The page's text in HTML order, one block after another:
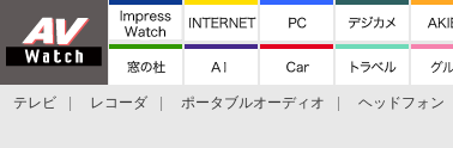
テレビ レコーダ ポータブルオーディオ ヘッドフォン